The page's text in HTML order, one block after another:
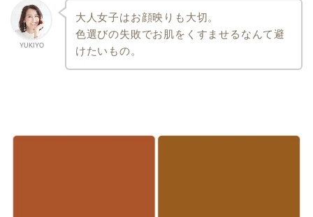
YUKIYO
大人女子はお顔映りも大切。
色選びの失敗でお肌をくすませるなんて避
けたいもの。